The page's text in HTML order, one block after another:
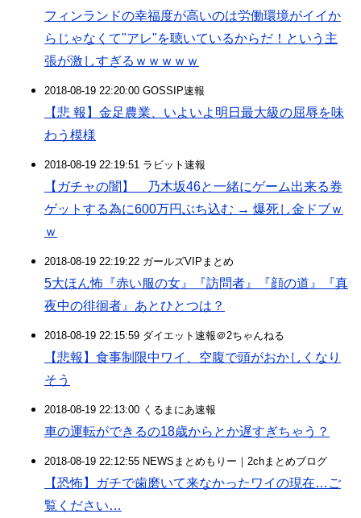
フィンランドの幸福度が高いのは労働環境がイイか
らじゃなくて"アレ"を聴いているからだ！という主
張が激しすぎるｗｗｗｗｗ
2018-08-19 22:20:00 GOSSIP速報
【悲 報】金足農業、いよいよ明日最大級の屈辱を味
わう模様
2018-08-19 22:19:51 ラビット速報
【ガチャの闇】 乃木坂46と一緒にゲーム出来る券
ゲットする為に600万円ぶち込む → 爆死し金ドブｗ
ｗ
2018-08-19 22:19:22 ガールズVIPまとめ
5大ほん怖『赤い服の女』『訪問者』『顔の道』『真
夜中の徘徊者』あとひとつは？
2018-08-19 22:15:59 ダイエット速報＠2ちゃんねる
【悲報】食事制限中ワイ、空腹で頭がおかしくなり
そう
2018-08-19 22:13:00 くるまにあ速報
車の運転ができるの18歳からとか遅すぎちゃう？
2018-08-19 22:12:55 NEWSまとめもりー｜2chまとめブログ
【恐怖】ガチで歯磨いて来なかったワイの現在…ご
覧ください…